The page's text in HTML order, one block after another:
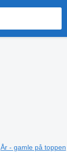
År - gamle på toppen